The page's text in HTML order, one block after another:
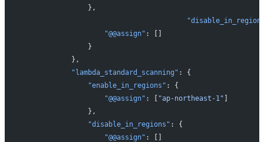
                },
                    "@@assign"
: []
                }
            },
            "lambda_standard_scanning"
: {
                "enable_in_regions"
: {
                    "@@assign"
: [ "ap-northeast-1"
                },
                "disable_in_regions"
: {
                    "@@assign"
: []